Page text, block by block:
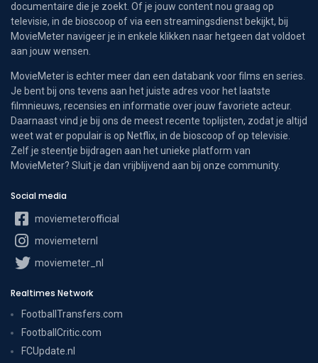
documentaire die je zoekt. Of je jouw content nou graag op
televisie, in de bioscoop of via een streamingsdienst bekijkt, bij
MovieMeter navigeer je in enkele klikken naar hetgeen dat voldoet
aan jouw wensen.
MovieMeter is echter meer dan een databank voor films en series.
Je bent bij ons tevens aan het juiste adres voor het laatste
filmnieuws, recensies en informatie over jouw favoriete acteur.
Daarnaast vind je bij ons de meest recente toplijsten, zodat je altijd
weet wat er populair is op Netflix, in de bioscoop of op televisie.
Zelf je steentje bijdragen aan het unieke platform van
MovieMeter? Sluit je dan vrijblijvend aan bij onze community.
Social media
moviemeterofficial
moviemeternl
moviemeter_nl
Realtimes Network
FootballTransfers.com
FootballCritic.com
FCUpdate.nl